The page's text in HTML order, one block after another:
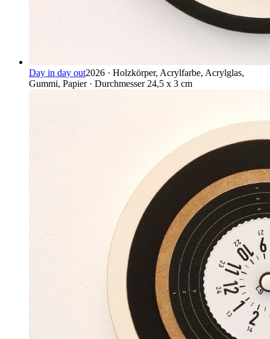
Day in day out2026 · Holzkörper, Acrylfarbe, Acrylglas,
Gummi, Papier · Durchmesser 24,5 x 3 cm